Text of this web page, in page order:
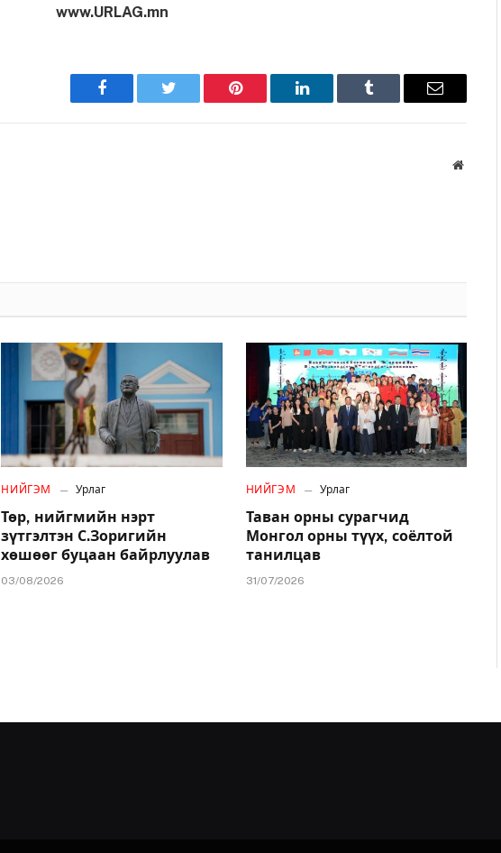
www.URLAG.mn
Facebook Twitter Pinterest LinkedIn Tumblr Имэйл
Вэбсайт
НИЙГЭМ Урлаг
Төр, нийгмийн нэрт
зүтгэлтэн С.Зоригийн
хөшөөг буцаан байрлуулав
03/08/2026
НИЙГЭМ Урлаг
Таван орны сурагчид
Монгол орны түүх, соёлтой
танилцав
31/07/2026